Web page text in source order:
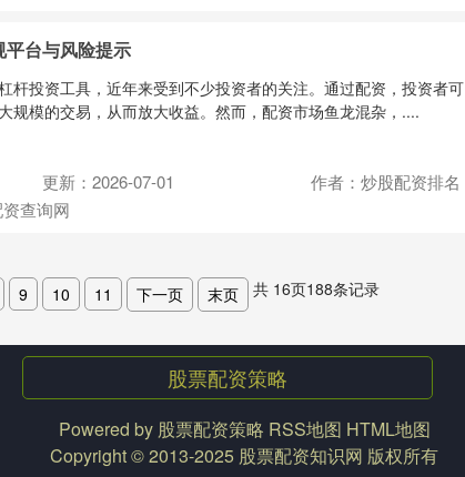
台与风险提示
杆投资工具，近年来受到不少投资者的关注。通过配资，投资者可
规模的交易，从而放大收益。然而，配资市场鱼龙混杂，....
更新：2026-07-01
作者：炒股配资排名
查询网
9 10 11 下一页 末页 共 16页188条记录
股票配资策略
Powered by 股票配资策略 RSS地图 HTML地图
Copyright© 2013-2025 股票配资知识网 版权所有